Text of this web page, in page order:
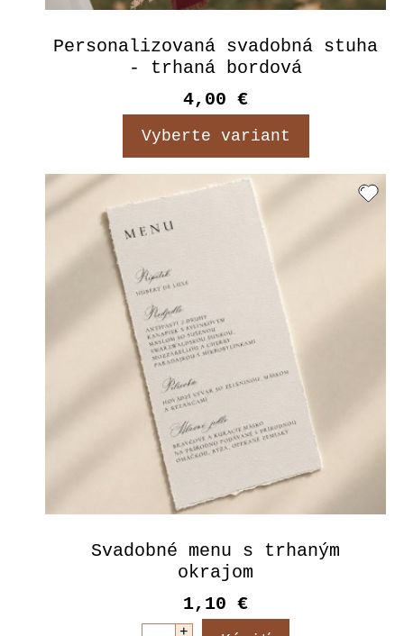
Personalizovaná svadobná stuha
- trhaná bordová
4,00 €
Vyberte variant
Svadobné menu s trhaným
okrajom
1,10 €